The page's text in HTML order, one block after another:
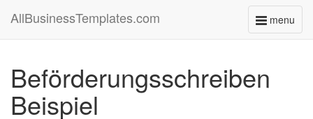
menu
Toggle
AllBusinessTemplates.com
Beförderungsschreiben
Beispiel